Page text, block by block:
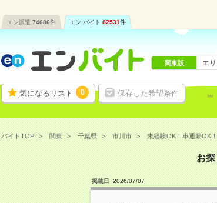
エン派遣 74686件 エン バイト 82531件
気になるリスト 0 保存した希望条件
関東版 エ
バイトTOP 関東 千葉県 市川市 未経験OK！車通勤OK
お
掲載日 :2026/07/07